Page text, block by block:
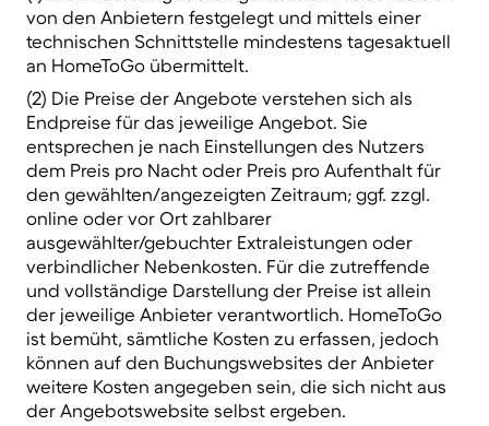
von den Anbietern festgelegt und mittels einer
technischen Schnittstelle mindestens tagesaktuell
an HomeToGo übermittelt.
(2) Die Preise der Angebote verstehen sich als
Endpreise für das jeweilige Angebot. Sie
entsprechen je nach Einstellungen des Nutzers
dem Preis pro Nacht oder Preis pro Aufenthalt für
den gewählten/angezeigten Zeitraum; ggf. zzgl.
online oder vor Ort zahlbarer
ausgewählter/gebuchter Extraleistungen oder
verbindlicher Nebenkosten. Für die zutreffende
und vollständige Darstellung der Preise ist allein
der jeweilige Anbieter verantwortlich. HomeToGo
ist bemüht, sämtliche Kosten zu erfassen, jedoch
können auf den Buchungswebsites der Anbieter
weitere Kosten angegeben sein, die sich nicht aus
der Angebotswebsite selbst ergeben.